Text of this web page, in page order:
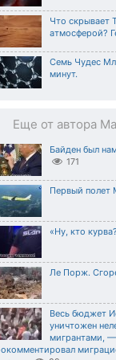
Что скрывает
атмосферой?
Семь Чудес
минут.
Еще от автора
Байден был
171
Первый полет
«Ну, кто
Ле Порж.
Весь бюджет
уничтожен
мигрантами,